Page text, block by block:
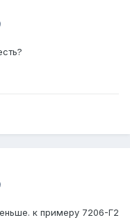
к примеру 7206-Г2